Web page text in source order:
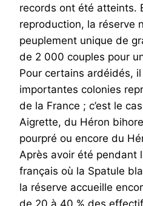
records ont été atteints.
reproduction, la réserve
peuplement unique de
de 2 000 couples pour
Pour certains ardéidés, il
importantes colonies
de la France ; c’est le
Aigrette, du Héron
pourpré ou encore du
Après avoir été pendant
français où la Spatule
la réserve accueille
de 20 à 40 % des